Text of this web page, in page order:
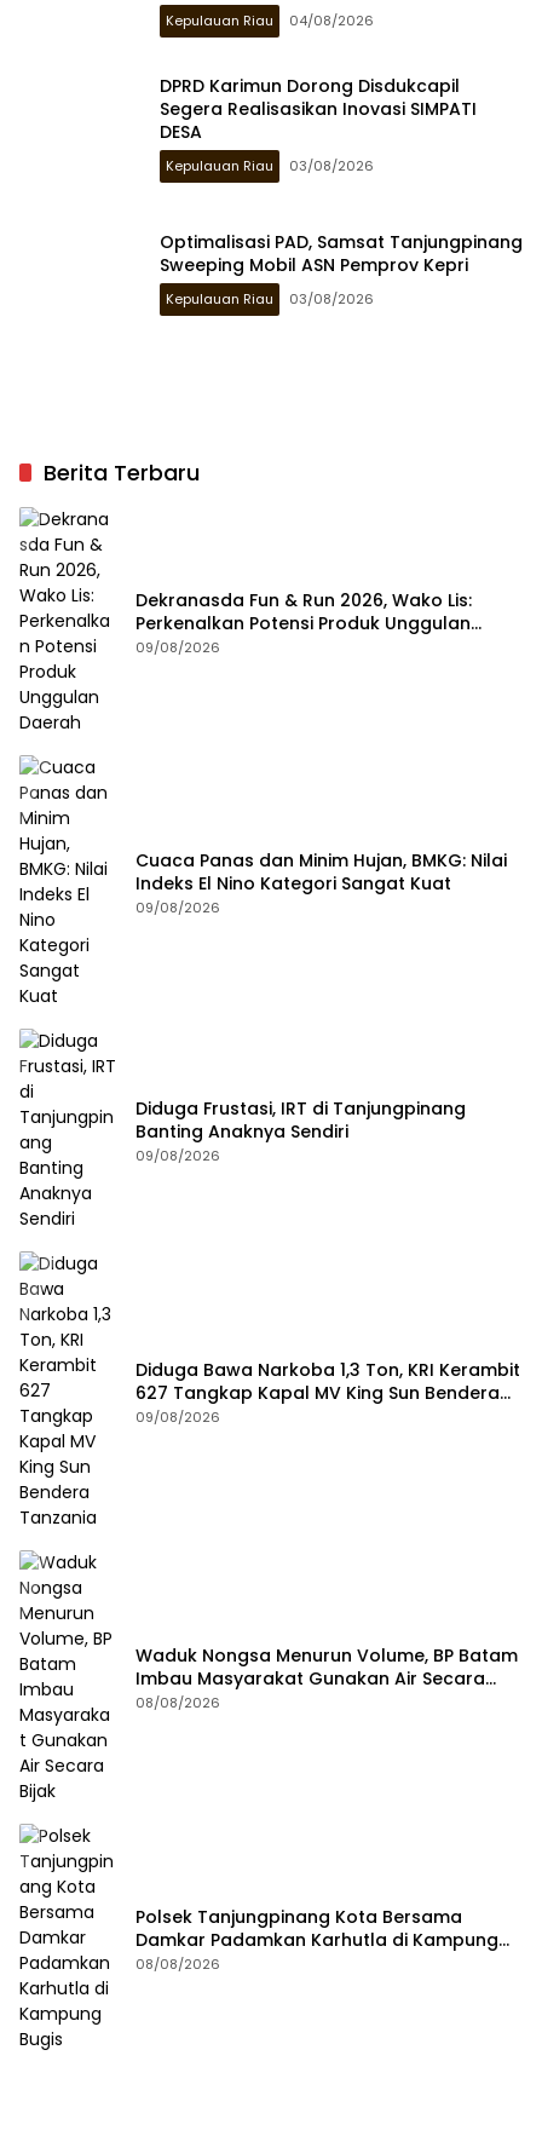
Kepulauan Riau 04/08/2026
DPRD Karimun Dorong Disdukcapil
Segera Realisasikan Inovasi SIMPATI
DESA
Kepulauan Riau 03/08/2026
Optimalisasi PAD, Samsat Tanjungpinang
Sweeping Mobil ASN Pemprov Kepri
Kepulauan Riau 03/08/2026
Berita Terbaru
Dekranasda Fun & Run 2026, Wako Lis:
Perkenalkan Potensi Produk Unggulan
Daerah
09/08/2026
Cuaca Panas dan Minim Hujan, BMKG: Nilai
Indeks El Nino Kategori Sangat Kuat
09/08/2026
Diduga Frustasi, IRT di Tanjungpinang
Banting Anaknya Sendiri
09/08/2026
Diduga Bawa Narkoba 1,3 Ton, KRI Kerambit
627 Tangkap Kapal MV King Sun Bendera
Tanzania
09/08/2026
Waduk Nongsa Menurun Volume, BP Batam
Imbau Masyarakat Gunakan Air Secara
Bijak
08/08/2026
Polsek Tanjungpinang Kota Bersama
Damkar Padamkan Karhutla di Kampung
Bugis
08/08/2026